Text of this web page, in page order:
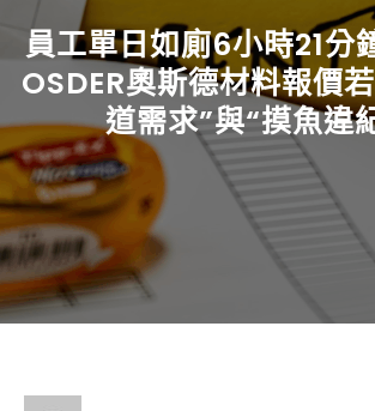
員工單日如廁6小時21分
OSDER奧斯德材料報價
道需求”與“摸魚違